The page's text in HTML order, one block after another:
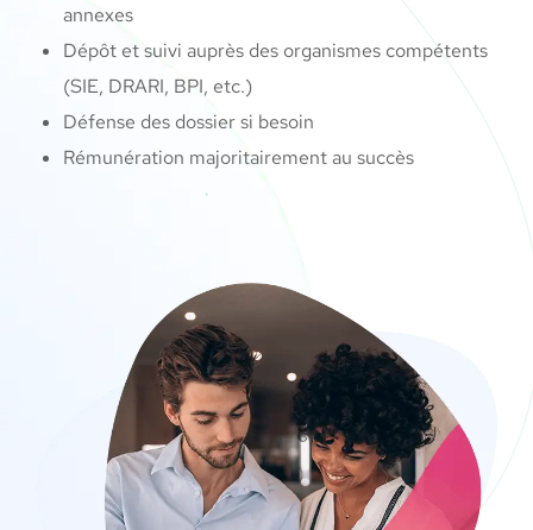
annexes
Dépôt et suivi auprès des organismes compétents
(SIE, DRARI, BPI, etc.)
Défense des dossier si besoin
Rémunération majoritairement au succès